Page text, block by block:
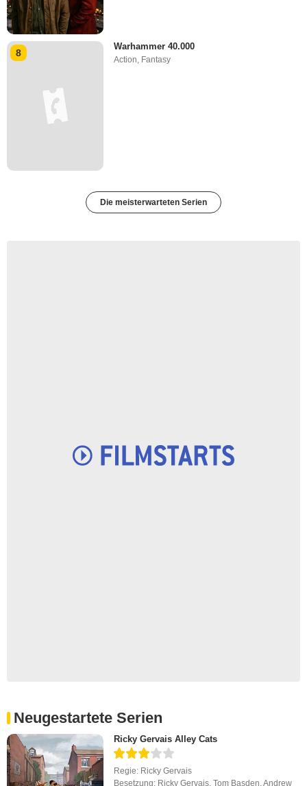
8
Warhammer 40.000
Action, Fantasy
Die meisterwarteten Serien
Neugestartete Serien
Ricky Gervais Alley Cats
Regie: Ricky Gervais
Besetzung: Ricky Gervais ,Tom Basden ,Andrew